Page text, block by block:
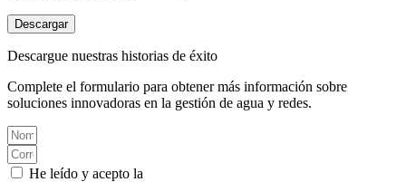
Descargar
Descargue nuestras historias de éxito
Complete el formulario para obtener más información sobre
soluciones innovadoras en la gestión de agua y redes.
He leído y acepto la